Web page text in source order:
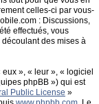
celles-ci par vous-
: Discussions,
effectués, vous
des mises à
», « leur », « logiciel
phpBB ») qui est
Public License »